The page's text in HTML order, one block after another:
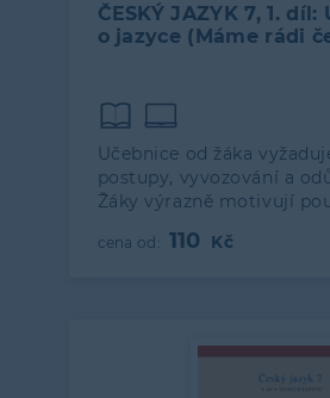
ČESKÝ JAZYK 7, 1. díl:
o jazyce (Máme rádi
Učebnice od žáka
postupy, vyvozování a
Žáky výrazně motivují
110